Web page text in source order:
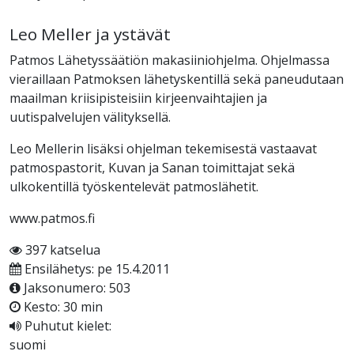
Leo Meller ja ystävät
Patmos Lähetyssäätiön makasiiniohjelma. Ohjelmassa
vieraillaan Patmoksen lähetyskentillä sekä paneudutaan
maailman kriisipisteisiin kirjeenvaihtajien ja
uutispalvelujen välityksellä.
Leo Mellerin lisäksi ohjelman tekemisestä vastaavat
patmospastorit, Kuvan ja Sanan toimittajat sekä
ulkokentillä työskentelevät patmoslähetit.
www.patmos.fi
397 katselua
Ensilähetys: pe 15.4.2011
Jaksonumero: 503
Kesto: 30 min
Puhutut kielet:
suomi